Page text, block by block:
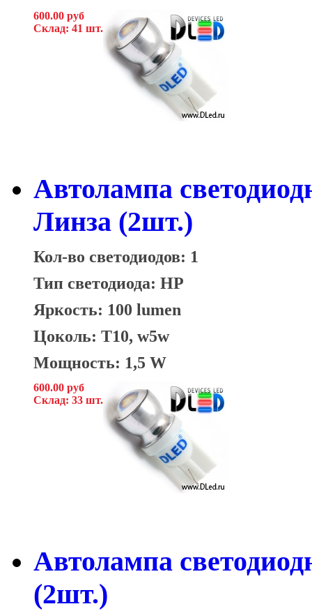
600.00 руб
Склад: 41 шт.
Автолампа
Линза (2шт.)
Кол-во светодиодов: 1
Тип светодиода: HP
Яркость: 100 lumen
Цоколь: T10, w5w
Мощность: 1,5 W
600.00 руб
Склад: 33 шт.
Автолампа
(2шт.)